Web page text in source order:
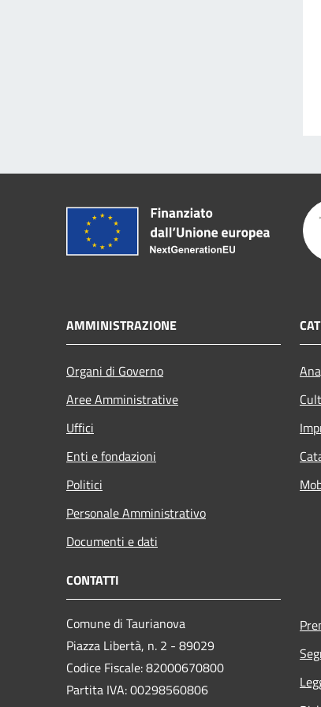
AMMINISTRAZIONE
Organi di Governo
Aree Amministrative
Uffici
Enti e fondazioni
Politici
Personale Amministrativo
Documenti e dati
CONTATTI
Comune di Taurianova
Piazza Libertà, n. 2 - 89029
Codice Fiscale: 82000670800
Partita IVA: 00298560806